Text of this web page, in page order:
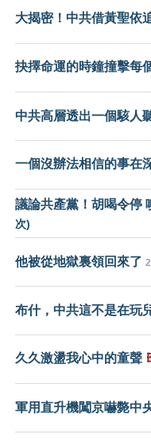
大揭密！中共借黃聖依
抉擇命運的時鐘撞擊每
中共高層透出一個駭人
一個沒辦法相信的事在
議論共產黨！胡喝令停
次)
他被從地獄裏領回來了
布什，中共這不是在玩
久久激盪我心中的童聲
軍用直升機闖京嚇斃中